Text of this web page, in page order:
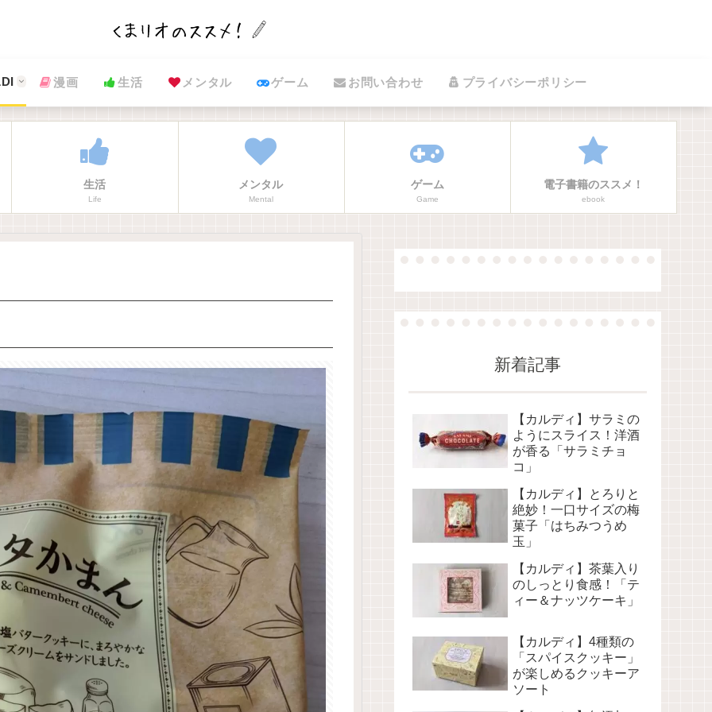
漫画 生活 メンタル ゲーム お問い合わせ プライバシーポリシー
生活
Life
メンタル
Mental
ゲーム
Game
電子書籍のススメ！
ebook
新着記事
【カルディ】サラミの
ようにスライス！洋酒
が香る「サラミチョ
コ」
【カルディ】とろりと
絶妙！一口サイズの梅
菓子「はちみつうめ
玉」
【カルディ】茶葉入り
のしっとり食感！「テ
ィー＆ナッツケーキ」
【カルディ】4種類の
「スパイスクッキー」
が楽しめるクッキーア
ソート